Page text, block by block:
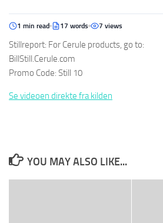
1 min read 17 words 7 views
Stillreport: For Cerule products, go to:
BillStill.Cerule.com
Promo Code: Still 10
Se videoen direkte fra kilden
YOU MAY ALSO LIKE...